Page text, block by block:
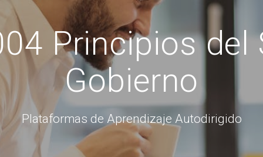
Principios
Gobierno
Plataformas de Aprendizaje Autodirigido